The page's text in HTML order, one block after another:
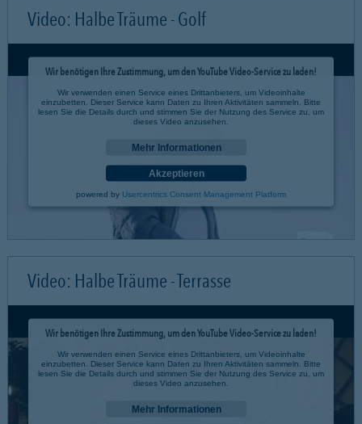
Video: Halbe Träume - Golf
Wir benötigen Ihre Zustimmung, um den YouTube Video-Service zu laden!
Wir verwenden einen Service eines Drittanbieters, um Videoinhalte
einzubetten. Dieser Service kann Daten zu Ihren Aktivitäten sammeln. Bitte
lesen Sie die Details durch und stimmen Sie der Nutzung des Service zu, um
dieses Video anzusehen.
Mehr Informationen
Akzeptieren
powered by Usercentrics Consent Management Platform
Video: Halbe Träume - Terrasse
Wir benötigen Ihre Zustimmung, um den YouTube Video-Service zu laden!
Wir verwenden einen Service eines Drittanbieters, um Videoinhalte
einzubetten. Dieser Service kann Daten zu Ihren Aktivitäten sammeln. Bitte
lesen Sie die Details durch und stimmen Sie der Nutzung des Service zu, um
dieses Video anzusehen.
Mehr Informationen